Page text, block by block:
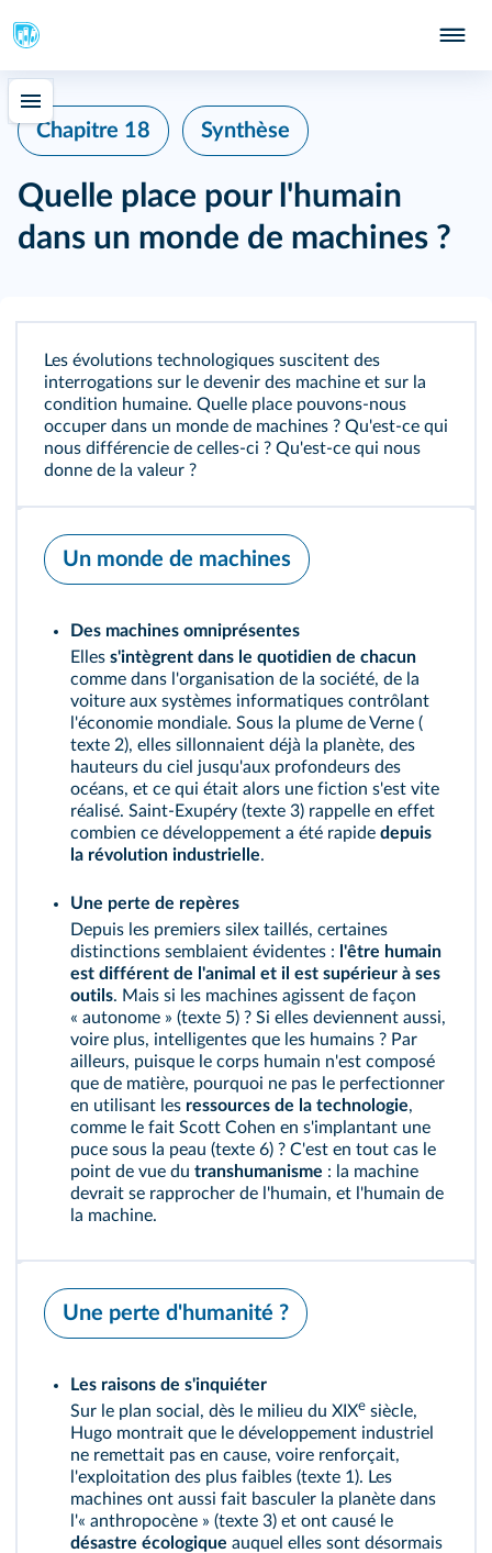
Chapitre 18 Synthèse
Quelle place pour l'humain
dans un monde de machines ?
Les évolutions technologiques suscitent des
interrogations sur le devenir des machine et sur la
condition humaine. Quelle place pouvons-nous
occuper dans un monde de machines ? Qu'est-ce qui
nous différencie de celles-ci ? Qu'est-ce qui nous
donne de la valeur ?
Un monde de machines
Des machines omniprésentes
Elles s'intègrent dans le quotidien de chacun
comme dans l'organisation de la société, de la
voiture aux systèmes informatiques contrôlant
l'économie mondiale. Sous la plume de Verne (
texte 2), elles sillonnaient déjà la planète, des
hauteurs du ciel jusqu'aux profondeurs des
océans, et ce qui était alors une fiction s'est vite
réalisé. Saint-Exupéry (texte 3) rappelle en effet
combien ce développement a été rapide depuis
la révolution industrielle.
Une perte de repères
Depuis les premiers silex taillés, certaines
distinctions semblaient évidentes : l'être humain
est différent de l'animal et il est supérieur à ses
outils. Mais si les machines agissent de façon
« autonome » (texte 5) ? Si elles deviennent aussi,
voire plus, intelligentes que les humains ? Par
ailleurs, puisque le corps humain n'est composé
que de matière, pourquoi ne pas le perfectionner
en utilisant les ressources de la technologie,
comme le fait Scott Cohen en s'implantant une
puce sous la peau (texte 6) ? C'est en tout cas le
point de vue du transhumanisme : la machine
devrait se rapprocher de l'humain, et l'humain de
la machine.
Une perte d'humanité ?
Les raisons de s'inquiéter
Sur le plan social, dès le milieu du XIXe siècle,
Hugo montrait que le développement industriel
ne remettait pas en cause, voire renforçait,
l'exploitation des plus faibles (texte 1). Les
machines ont aussi fait basculer la planète dans
l'« anthropocène » (texte 3) et ont causé le
désastre écologique auquel elles sont désormais